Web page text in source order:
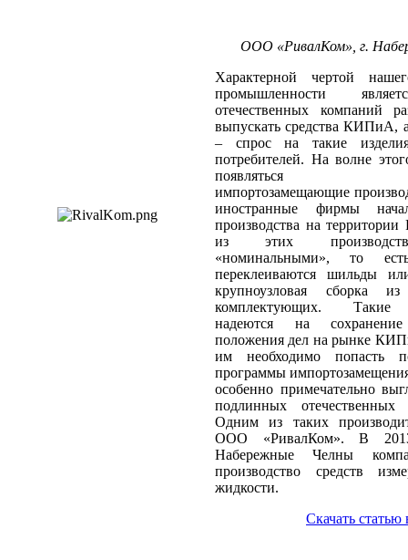
ООО «РивалКом», г.
Характерной чертой
промышленности
отечественных компаний
выпускать средства КИПиА,
– спрос на такие
потребителей. На волне
появляться
импортозамещающие
иностранные фирмы
производства на
из этих
«номинальными», то
переклеиваются шильды
крупноузловая сборка
комплектующих. Такие
надеются на
положения дел на рынке
им необходимо попасть
программы
особенно примечательно
подлинных отечественных
Одним из таких
ООО «РивалКом». В
Набережные Челны
производство средств
жидкости.
Скачать